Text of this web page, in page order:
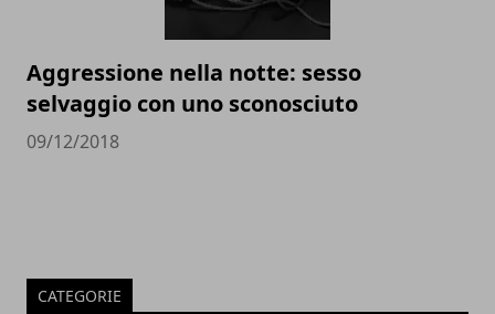
Aggressione nella notte: sesso
selvaggio con uno sconosciuto
09/12/2018
CATEGORIE